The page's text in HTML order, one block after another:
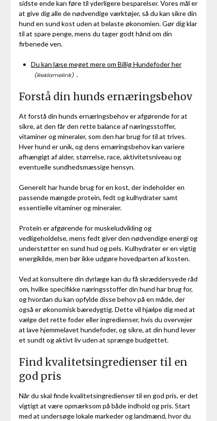
sidste ende kan føre til yderligere besparelser. Vores mål er
at give dig alle de nødvendige værktøjer, så du kan sikre din
hund en sund kost uden at belaste økonomien. Gør dig klar
til at spare penge, mens du tager godt hånd om din
firbenede ven.
Du kan læse meget mere om Billig Hundefoder her
.
Forstå din hunds ernæringsbehov
At forstå din hunds ernæringsbehov er afgørende for at
sikre, at den får den rette balance af næringsstoffer,
vitaminer og mineraler, som den har brug for til at trives.
Hver hund er unik, og dens ernæringsbehov kan variere
afhængigt af alder, størrelse, race, aktivitetsniveau og
eventuelle sundhedsmæssige hensyn.
Generelt har hunde brug for en kost, der indeholder en
passende mængde protein, fedt og kulhydrater samt
essentielle vitaminer og mineraler.
Protein er afgørende for muskeludvikling og
vedligeholdelse, mens fedt giver den nødvendige energi og
understøtter en sund hud og pels. Kulhydrater er en vigtig
energikilde, men bør ikke udgøre hovedparten af kosten.
Ved at konsultere din dyrlæge kan du få skræddersyede råd
om, hvilke specifikke næringsstoffer din hund har brug for,
og hvordan du kan opfylde disse behov på en måde, der
også er økonomisk bæredygtig. Dette vil hjælpe dig med at
vælge det rette foder eller ingredienser, hvis du overvejer
at lave hjemmelavet hundefoder, og sikre, at din hund lever
et sundt og aktivt liv uden at sprænge budgettet.
Find kvalitetsingredienser til en
god pris
Når du skal finde kvalitetsingredienser til en god pris, er det
vigtigt at være opmærksom på både indhold og pris. Start
med at undersøge lokale markeder og landmænd, hvor du